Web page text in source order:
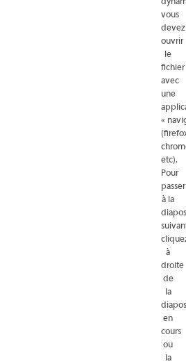
vous
devez
ouvrir
le
fichier
avec
une
«
etc).
Pour
passer
à la
à
droite
de
la
en
cours
ou
la